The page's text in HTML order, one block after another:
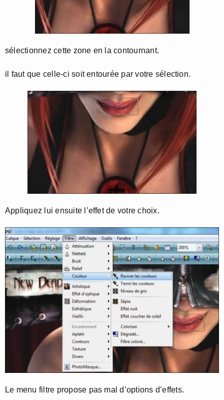
sélectionnez cette zone en la contournant.
il faut que celle-ci soit entourée par votre sélection.
Appliquez lui ensuite l’effet de votre choix.
Le menu filtre propose pas mal d’options d’effets.